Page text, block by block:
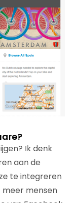
Ik denk
aan de
te integreren
meer mensen